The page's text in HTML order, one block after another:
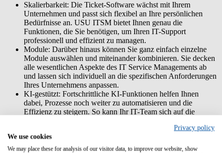
Skalierbarkeit: Die Ticket-Software wächst mit Ihrem
Unternehmen und passt sich flexibel an Ihre persönlichen
Bedürfnisse an. USU ITSM bietet Ihnen genau die
Funktionen, die Sie benötigen, um Ihren IT-Support
professionell und effizient zu managen.
Module: Darüber hinaus können Sie ganz einfach einzelne
Module auswählen und miteinander kombinieren. Sie decken
alle wesentlichen Aspekte des IT Service Managements ab
und lassen sich individuell an die spezifischen Anforderungen
Ihres Unternehmens anpassen.
KI-gestützt: Fortschrittliche KI-Funktionen helfen Ihnen
dabei, Prozesse noch weiter zu automatisieren und die
Effizienz zu steigern. So kann Ihr IT-Team sich auf die
USU ITSM ist zudem maximal ITIL-
konform – das bedeutet, dass die Software nach den weltweit
anerkannten Best Practices des IT Service Managements
Privacy policy
We use cookies
We may place these for analysis of our visitor data, to improve our website, show